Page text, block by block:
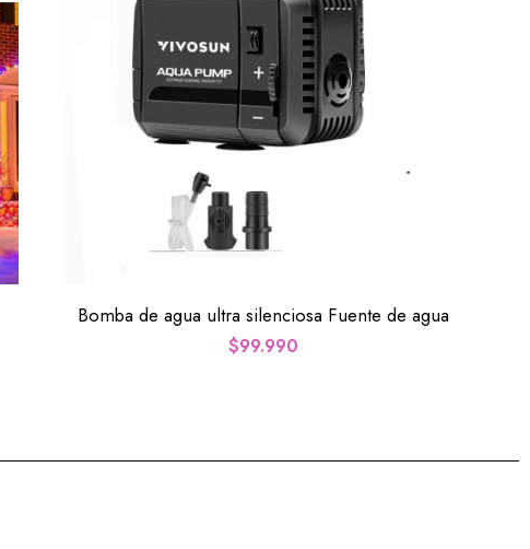
Bomba de agua ultra silenciosa Fuente de agua
$99.990